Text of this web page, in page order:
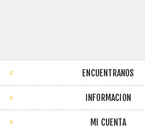
ENCUENTRANOS
INFORMACION
MI CUENTA